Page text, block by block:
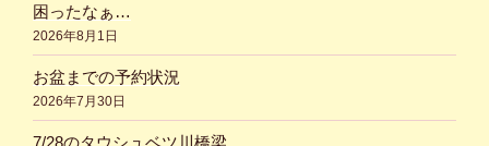
困ったなぁ…
2026年8月1日
お盆までの予約状況
2026年7月30日
7/28のタウシュベツ川橋梁